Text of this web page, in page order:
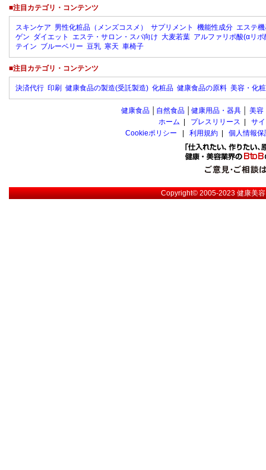
■注目カテゴリ・コンテンツ
スキンケア 男性化粧品（メンズコスメ） サプリメント 機能性成分 エステ
ゲン ダイエット エステ・サロン・スパ向け 大麦若葉 アルファリポ酸(αリポ
テイン ブルーベリー 豆乳 寒天 車椅子
■注目カテゴリ・コンテンツ
決済代行 印刷 健康食品の製造(受託製造) 化粧品 健康食品の原料 美容・化
健康食品 自然食品 健康用品・器具 美容
ホーム
プレスリリース
サ
Cookieポリシー
利用規約 個人情報
Copyright© 2005-2023健康美